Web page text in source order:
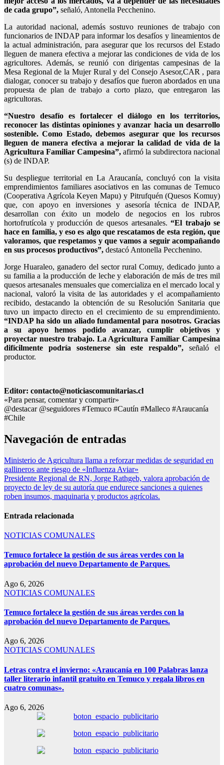
de cada grupo”, señaló, Antonella Pecchenino.
La autoridad nacional, además sostuvo reuniones de trabajo con
funcionarios de INDAP para informar los desafíos y lineamientos de
la actual administración, para asegurar que los recursos del Estado
lleguen de manera efectiva a mejorar las condiciones de vida de los
agricultores. Además, se reunió con dirigentas campesinas de la
Mesa Regional de la Mujer Rural y del Consejo Asesor,CAR , para
dialogar, conocer su trabajo y desafíos que fueron abordados en una
propuesta de plan de trabajo a corto plazo, que entregaron las
agricultoras.
“Nuestro desafío es fortalecer el diálogo en los territorios,
reconocer las distintas opiniones y avanzar hacia un desarrollo
sostenible. Como Estado, debemos asegurar que los recursos
lleguen de manera efectiva a mejorar la calidad de vida de la
Agricultura Familiar Campesina”, afirmó la subdirectora nacional
(s) de INDAP.
Su despliegue territorial en La Araucanía, concluyó con la visita
emprendimientos familiares asociativos en las comunas de Temuco
(Cooperativa Agrícola Keyen Mapu) y Pitrufquén (Quesos Komuy)
que, con apoyo en inversiones y asesoría técnica de INDAP,
desarrollan con éxito un modelo de negocios en los rubros
hortofrutícola y producción de quesos artesanales. “El trabajo se
hace en familia, y eso es algo que rescatamos de esta región, que
valoramos, que respetamos y que vamos a seguir acompañando
en sus procesos productivos”, destacó Antonella Pecchenino.
Jorge Huaraleo, ganadero del sector rural Comuy, dedicado junto a
su familia a la producción de leche y elaboración de más de tres mil
quesos artesanales mensuales que comercializa en el mercado local y
nacional, valoró la visita de las autoridades y el acompañamiento
recibido, destacando la obtención de su Resolución Sanitaria que
tuvo un impacto directo en el crecimiento de su emprendimiento.
“INDAP ha sido un aliado fundamental para nosotros. Gracias
a su apoyo hemos podido avanzar, cumplir objetivos y
proyectar nuestro trabajo. La Agricultura Familiar Campesina
difícilmente podría sostenerse sin este respaldo”, señaló el
productor.
Editor: contacto@noticiascomunitarias.cl
«Para pensar, comentar y compartir»
@destacar @seguidores #Temuco #Cautín #Malleco #Araucanía
#Chile
Navegación de entradas
Ministerio de Agricultura llama a reforzar medidas de seguridad en
gallineros ante riesgo de «Influenza Aviar»
Presidente Regional de RN, Jorge Rathgeb, valora aprobación de
proyecto de ley de su autoría que endurece sanciones a quienes
roben insumos, maquinaria y productos agrícolas.
Entrada relacionada
NOTICIAS COMUNALES
Temuco fortalece la gestión de sus áreas verdes con la
aprobación del nuevo Departamento de Parques.
Ago 6, 2026
NOTICIAS COMUNALES
Temuco fortalece la gestión de sus áreas verdes con la
aprobación del nuevo Departamento de Parques.
Ago 6, 2026
NOTICIAS COMUNALES
Letras contra el invierno: «Araucanía en 100 Palabras lanza
taller literario infantil gratuito en Temuco y regala libros en
cuatro comunas».
Ago 6, 2026